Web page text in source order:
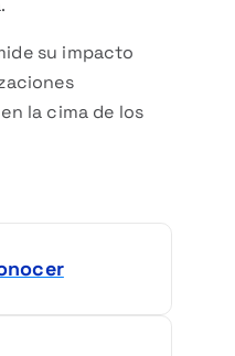
su impacto
la cima de los